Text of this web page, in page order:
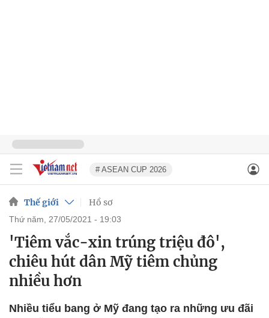
# ASEAN CUP 2026
Thế giới Hồ sơ
thứ năm, 27/05/2021 - 19:03
'Tiêm vắc-xin trúng triệu đô',
chiêu hút dân Mỹ tiêm chủng
nhiều hơn
Nhiều tiểu bang ở Mỹ đang tạo ra những ưu đãi